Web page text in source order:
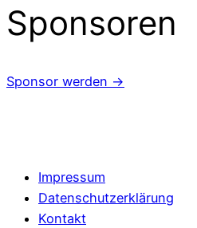
Sponsoren
Sponsor werden →
Impressum
Datenschutzerklärung
Kontakt